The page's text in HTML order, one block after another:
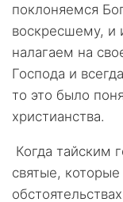
поклоняемся
воскресшему, и
налагаем на
Господа и
то это было
христианства.
Когда тайским
святые,